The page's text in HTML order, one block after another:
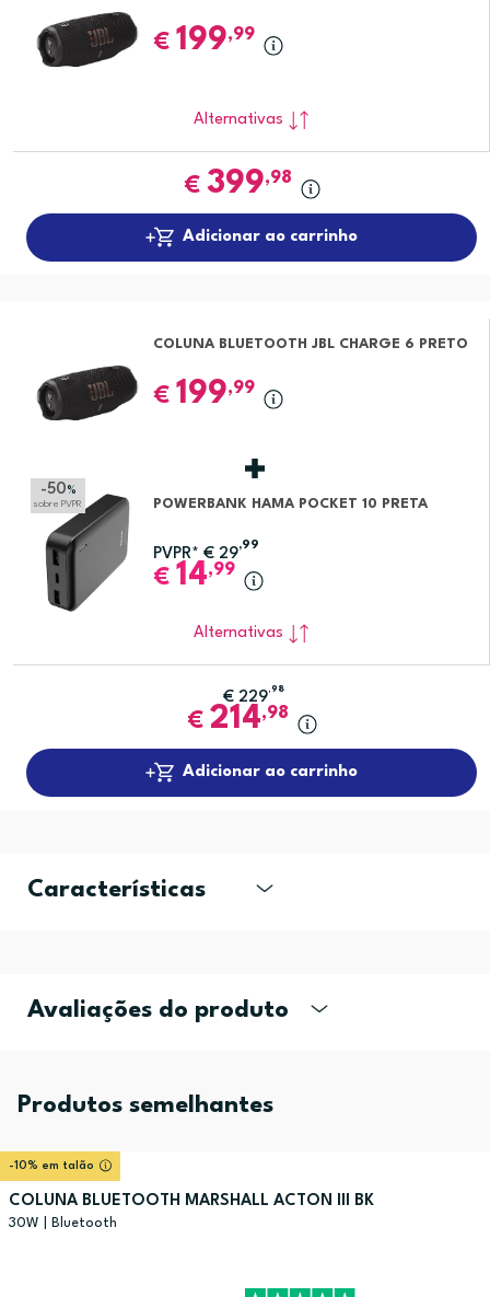
€ 199,99
Alternativas
€ 399,98
Adicionar ao carrinho
COLUNA BLUETOOTH JBL CHARGE 6 PRETO
€ 199,99
-50 %
sobre PVPR POWERBANK HAMA POCKET 10 PRETA
PVPR* € 29
,99
€ 14,99
Alternativas
€ 229 ,98
€ 214,98
Adicionar ao carrinho
Características
Avaliações do produto
Produtos semelhantes
-10% em talão
COLUNA BLUETOOTH MARSHALL ACTON III BK
30W | Bluetooth